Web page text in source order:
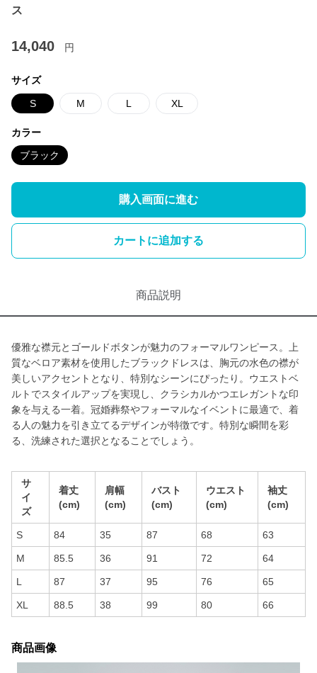
ス
14,040 円
サイズ
S M L XL
カラー
ブラック
購入画面に進む
カートに追加する
商品説明
優雅な襟元とゴールドボタンが魅力のフォーマルワンピース。上
質なベロア素材を使用したブラックドレスは、胸元の水色の襟が
美しいアクセントとなり、特別なシーンにぴったり。ウエストベ
ルトでスタイルアップを実現し、クラシカルかつエレガントな印
象を与える一着。冠婚葬祭やフォーマルなイベントに最適で、着
る人の魅力を引き立てるデザインが特徴です。特別な瞬間を彩
る、洗練された選択となることでしょう。
サ
イ
ズ
着丈
(cm)
肩幅
(cm)
バスト
(cm)
ウエスト
(cm)
袖丈
(cm)
S 84 35 87 68 63
M 85.5 36 91 72 64
L 87 37 95 76 65
XL 88.5 38 99 80 66
商品画像